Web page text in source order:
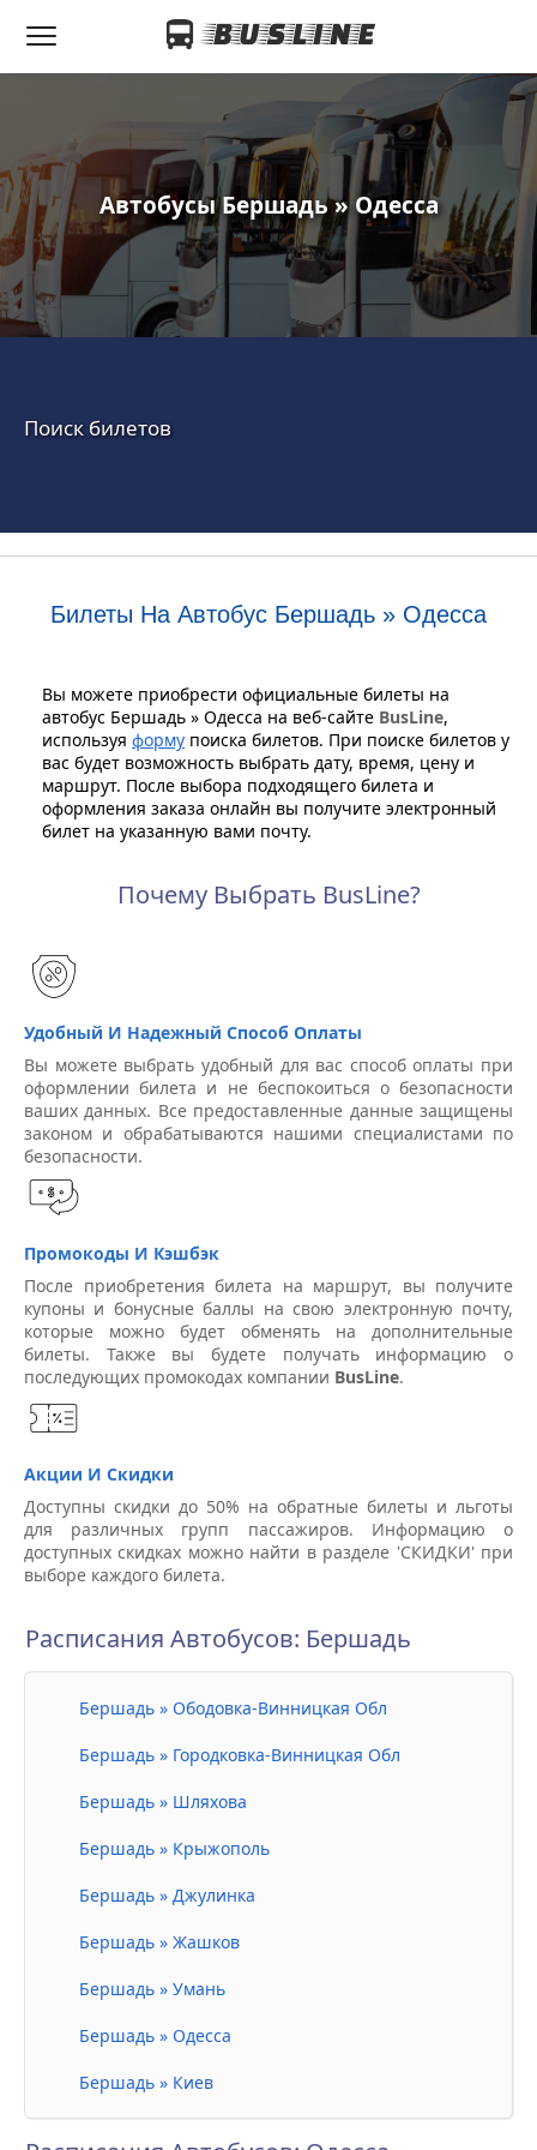
Автобусы Бершадь » Одесса
Поиск билетов
Билеты На Автобус Бершадь » Одесса
Вы можете приобрести официальные билеты на
автобус Бершадь » Одесса на веб-сайте BusLine,
используя форму поиска билетов. При поиске билетов у
вас будет возможность выбрать дату, время, цену и
маршрут. После выбора подходящего билета и
оформления заказа онлайн вы получите электронный
билет на указанную вами почту.
Почему Выбрать BusLine?
Удобный И Надежный Способ Оплаты
Вы можете выбрать удобный для вас способ оплаты при
оформлении билета и не беспокоиться о безопасности
ваших данных. Все предоставленные данные защищены
законом и обрабатываются нашими специалистами по
безопасности.
Промокоды И Кэшбэк
После приобретения билета на маршрут, вы получите
купоны и бонусные баллы на свою электронную почту,
которые можно будет обменять на дополнительные
билеты. Также вы будете получать информацию о
последующих промокодах компании BusLine.
Акции И Скидки
Доступны скидки до 50% на обратные билеты и льготы
для различных групп пассажиров. Информацию о
доступных скидках можно найти в разделе 'СКИДКИ' при
выборе каждого билета.
Расписания Автобусов: Бершадь
Бершадь » Ободовка-Винницкая Обл
Бершадь » Городковка-Винницкая Обл
Бершадь » Шляхова
Бершадь » Крыжополь
Бершадь » Джулинка
Бершадь » Жашков
Бершадь » Умань
Бершадь » Одесса
Бершадь » Киев